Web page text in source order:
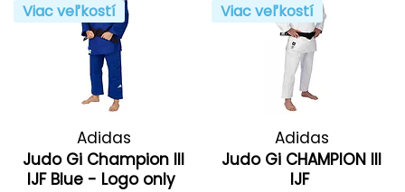
Viac veľkostí
Adidas
Judo Gi Champion III
IJF Blue - Logo only
Viac veľkostí
Adidas
Judo Gi CHAMPION III
IJF